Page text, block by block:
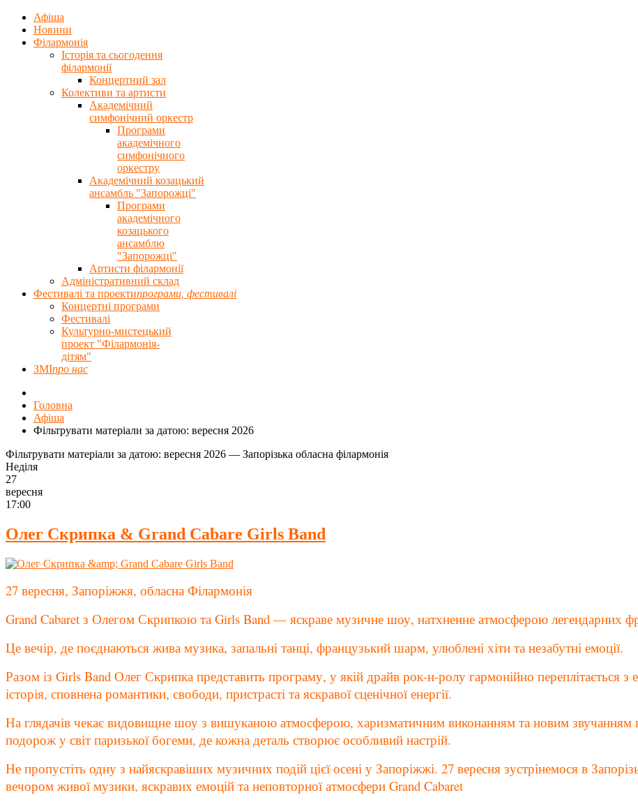
Афіша
Новини
Філармонія
Історія та сьогодення
філармонії
Концертний зал
Колективи та артисти
Академічний
симфонічний оркестр
Програми
академічного
симфонічного
оркестру
Академічний козацький
ансамбль "Запорожці"
Програми
академічного
козацького
ансамблю
"Запорожці"
Артисти філармонії
Адміністративний склад
Фестивалі та проектипрограми, фестивалi
Концертнi програми
Фестивалі
Культурно-мистецький
проект "Філармонія-
дітям"
ЗМІпро нас
Головна
Афіша
Фільтрувати матеріали за датою: вересня 2026
Фільтрувати матеріали за датою: вересня 2026 — Запорізька обласна філармонія
Неділя
27
вересня
17:00
Олег Скрипка & Grand Cabare Girls Band
27 вересня, Запоріжжя, обласна Філармонія
Grand Cabaret з Олегом Скрипкою та Girls Band — яскраве музичне шоу, натхненне атмосферою легендарних
Це вечір, де поєднаються жива музика, запальні танці, французький шарм, улюблені хіти та незабутні емоції.
Разом із Girls Band Олег Скрипка представить програму, у якій драйв рок-н-ролу гармонійно переплітається
історія, сповнена романтики, свободи, пристрасті та яскравої сценічної енергії.
На глядачів чекає видовищне шоу з вишуканою атмосферою, харизматичним виконанням та новим
подорож у світ паризької богеми, де кожна деталь створює особливий настрій.
Не пропустіть одну з найяскравіших музичних подій цієї осені у Запоріжжі. 27 вересня зустрінемося в
вечором живої музики, яскравих емоцій та неповторної атмосфери Grand Cabaret